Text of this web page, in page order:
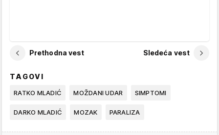
Prethodna vest Sledeća vest
TAGOVI
RATKO MLADIĆ MOŽDANI UDAR SIMPTOMI
DARKO MLADIĆ MOZAK PARALIZA